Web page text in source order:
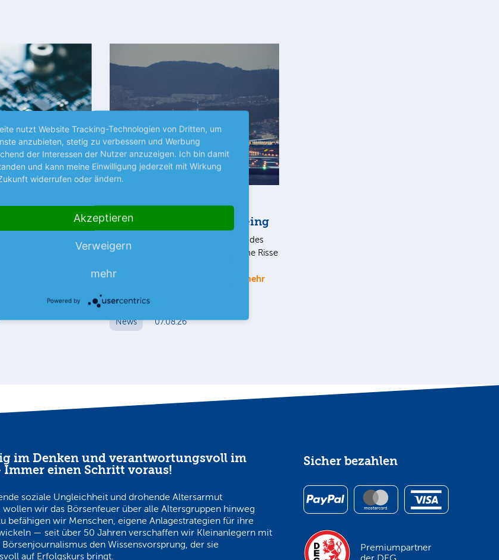
an
für den Vertrieb von
erzielte im
Umsatz von 9,99
NEUES AUS UNTERNEHMEN
Erneut Probleme bei Boeing
Hunderte von Boeing-Flugzeugen des
Typs 737 MAX müssen auf mögliche Risse
Luftsicherheitsbehörde Federal…
mehr
News 07.08.26
im Denken und verantwortungsvoll im
einen Schritt voraus!
soziale Ungleichheit und drohende Altersarmut
wir das Börsenfeuer über alle Altersgruppen hinweg
befähigen wir Menschen, eigene Anlagestrategien für ihre
— seit über 50 Jahren verschaffen wir Kleinanlegern mit
den Wissensvorsprung, der sie
auf Erfolgskurs bringt.
Sicher bezahlen
Premiumpartner
nutzt Website Tracking-Technologien von Dritten, um
anzubieten, stetig zu verbessern und Werbung
der Interessen der Nutzer anzuzeigen. Ich bin damit
und kann meine Einwilligung jederzeit mit Wirkung
widerrufen oder ändern.
Akzeptieren
Verweigern
mehr
Powered by